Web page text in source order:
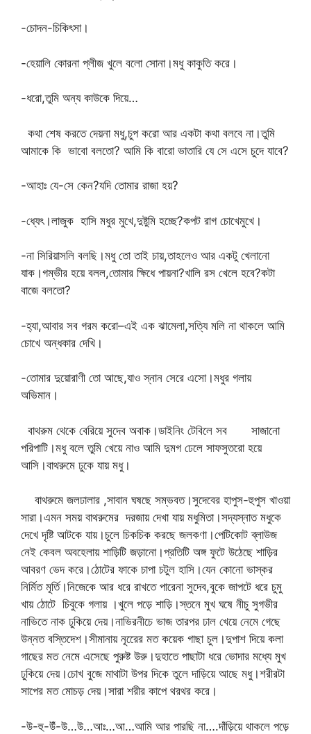
-চোদন-চিকিৎসা।
-হেয়ালি কোরনা প্লীজ খুলে বলো সোনা।মধু কাকুতি করে।
-ধরো,তুমি অন্য কাউকে দিয়ে…
কথা শেষ করতে দেয়না মধু,চুপ করো আর একটা কথা বলবে না।তুমি
আমাকে কি ভাবো বলতো? আমি কি বারো ভাতারি যে সে এসে চুদে যাবে?
-আহাঃ যে-সে কেন?যদি তোমার রাজা হয়?
-ধ্যেৎ।লাজুক হাসি মধুর মুখে,দুষ্টুমি হচ্ছে?কপট রাগ চোখেমুখে।
-না সিরিয়াসলি বলছি।মধু তো তাই চায়,তাহলেও আর একটু খেলানো
যাক।গম্ভীর হয়ে বলল,তোমার ক্ষিধে পায়না?খালি রস খেলে হবে?কটা
বাজে বলতো?
-হ্যা,আবার সব গরম করো–এই এক ঝামেলা,সত্যি মলি না থাকলে আমি
চোখে অন্ধকার দেখি।
-তোমার দুয়োরাণী তো আছে,যাও স্নান সেরে এসো।মধুর গলায়
অভিমান।
বাথরুম থেকে বেরিয়ে সুদেব অবাক।ডাইনিং টেবিলে সব সাজানো
পরিপাটি।মধু বলে তুমি খেয়ে নাও আমি দুমগ ঢেলে সাফসুতরো হয়ে
আসি।বাথরুমে ঢুকে যায় মধু।
বাথরুমে জলঢালার ,সাবান ঘষছে সম্ভবত।সুদেবের হাপুস-হুপুস খাওয়া
সারা।এমন সময় বাথরুমের দরজায় দেখা যায় মধুমিতা।সদ্যস্নাত মধুকে
দেখে দৃষ্টি আটকে যায়।চুলে চিকচিক করছে জলকণা।পেটিকোট ব্লাউজ
নেই কেবল অবহেলায় শাড়িটি জড়ানো।প্রতিটি অঙ্গ ফুটে উঠেছে শাড়ির
আবরণ ভেদ করে।ঠোটের ফাকে চাপা চটুল হাসি।যেন কোনো ভাস্কর
নির্মিত মূর্তি।নিজেকে আর ধরে রাখতে পারেনা সুদেব,বুকে জাপটে ধরে চুমু
খায় ঠোটে চিবুকে গলায় ।খুলে পড়ে শাড়ি।স্তনে মুখ ঘষে নীচু সুগভীর
নাভিতে নাক ঢুকিয়ে দেয়।নাভিরনীচে ভাজ তারপর ঢাল খেয়ে নেমে গেছে
উন্নত বস্তিদেশ।সীমানায় নূরেের মত কয়েক গাছা চুল।দুপাশ দিয়ে কলা
গাছের মত নেমে এসেছে পুরুষ্ট উরু।দুহাতে পাছাটা ধরে ভোদার মধ্যে মুখ
ঢুকিয়ে দেয়।চোখ বুজে মাথাটা উপর দিকে তুলে দাড়িয়ে আছে মধু।শরীরটা
সাপের মত মোচড় দেয়।সারা শরীর কাপে থরথর করে।
-উ-হু-উঁ-উ…উ…আঃ…আ…আমি আর পারছি না….দাঁড়িয়ে থাকলে পড়ে